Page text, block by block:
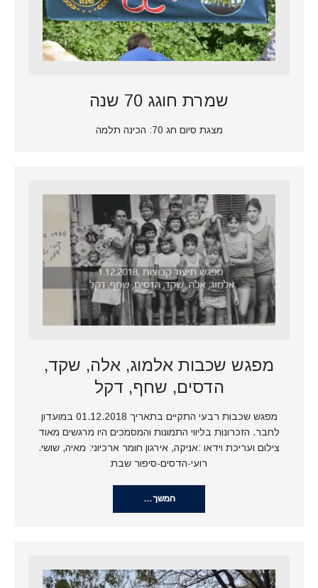
שמרת חוגג 70 שנה
מצגת סיום חג 70: הכינה תלמה
מפגש שכבות אלמוג, אלה, שקד,
הדסים, שחף, דקל
מפגש שכבות רבעי התקיים בתאריך 01.12.2018 במועדון
לחבר. הזכרונות בליווי התמונות והמסמכים היו מרגשים מאוד
צילום ועריכת וידאו :אניקה, אירגון חומר ארכיוני: מאיה, שושי.
רועי-הדסים-סיפור שבת
המשך…